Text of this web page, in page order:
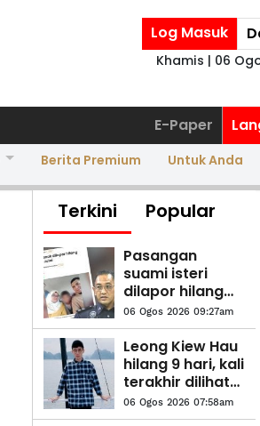
Log Masuk
Khamis | 06
E-Paper
Berita Premium Untuk Anda
Terkini Popular
Pasangan
suami isteri
dilapor hilang
ditahan selepas
serah diri
06 Ogos 2026 09:27am
Leong Kiew Hau
hilang 9 hari, kali
terakhir dilihat
di rumah
06 Ogos 2026 07:58am